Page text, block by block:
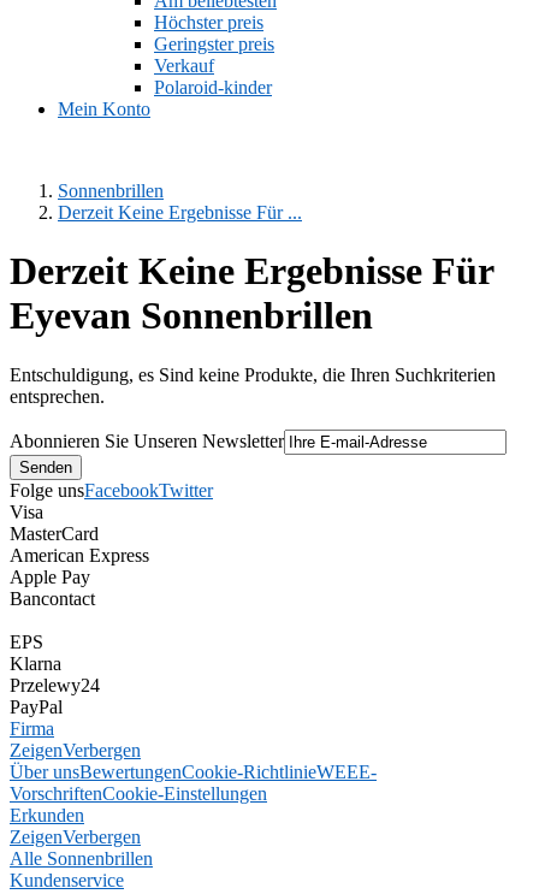
Höchster preis
Geringster preis
Verkauf
Polaroid-kinder
Mein Konto
Sonnenbrillen
Derzeit Keine Ergebnisse Für ...
Derzeit Keine Ergebnisse Für
Eyevan Sonnenbrillen
Entschuldigung, es Sind keine Produkte, die Ihren Suchkriterien
entsprechen.
Abonnieren Sie Unseren Newsletter
Folge unsFacebookTwitter
Visa
MasterCard
American Express
Apple Pay
Bancontact
EPS
Klarna
Przelewy24
PayPal
Firma
ZeigenVerbergen
Über unsBewertungenCookie-RichtlinieWEEE-
VorschriftenCookie-Einstellungen
Erkunden
ZeigenVerbergen
Alle Sonnenbrillen
Kundenservice